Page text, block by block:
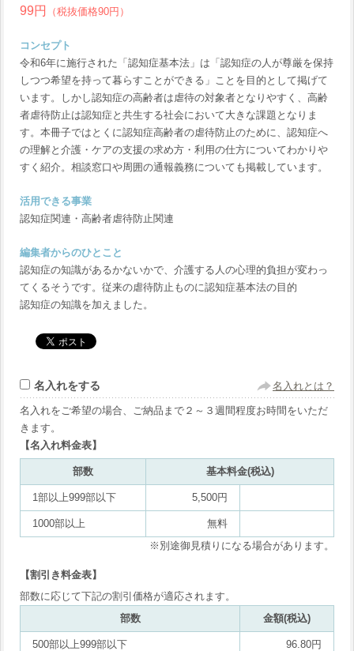
99円 （税抜価格90円）
コンセプト
令和6年に施行された「認知症基本法」は「認知症の人が尊厳を保持
しつつ希望を持って暮らすことができる」ことを目的として掲げて
います。しかし認知症の高齢者は虐待の対象者となりやすく、高齢
者虐待防止は認知症と共生する社会において大きな課題となりま
す。本冊子ではとくに認知症高齢者の虐待防止のために、認知症へ
の理解と介護・ケアの支援の求め方・利用の仕方についてわかりや
すく紹介。相談窓口や周囲の通報義務についても掲載しています。
活用できる事業
認知症関連・高齢者虐待防止関連
編集者からのひとこと
認知症の知識があるかないかで、介護する人の心理的負担が変わっ
てくるそうです。従来の虐待防止ものに認知症基本法の目的
認知症の知識を加えました。
名入れをする 名入れとは？
名入れをご希望の場合、ご納品まで２～３週間程度お時間をいただ
きます。
【名入れ料金表】
部数 基本料金(税込)
1部以上999部以下 5,500円
1000部以上
無料
※別途御見積りになる場合があります。
【割引き料金表】
部数に応じて下記の割引価格が適応されます。
部数
金額(税込)
500部以上999部以下 96.80円